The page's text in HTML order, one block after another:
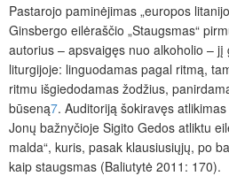
Pastarojo paminėjimas „europos
Ginsbergo eilėraščio „Staugsmas“
autorius – apsvaigęs nuo alkoholio –
liturgijoje: linguodamas pagal ritmą,
ritmu išgiedodamas žodžius,
būseną7. Auditoriją šokiravęs
Jonų bažnyčioje Sigito Gedos atliktu
malda“, kuris, pasak klausiusiųjų, po
kaip staugsmas (Baliutytė 2011: 170).